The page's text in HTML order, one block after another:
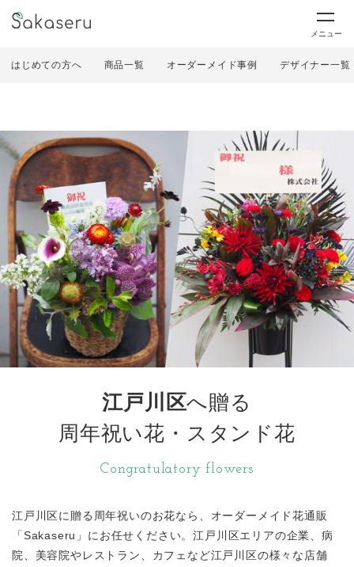
メニュー
はじめての方へ 商品一覧 オーダーメイド事例 デザイナー一覧
江戸川区へ贈る
周年祝い花・スタンド花
Congratulatory flowers
江戸川区に贈る周年祝いのお花なら、オーダーメイド花通販
「Sakaseru」にお任せください。江戸川区エリアの企業、病
院、美容院やレストラン、カフェなど江戸川区の様々な店舗